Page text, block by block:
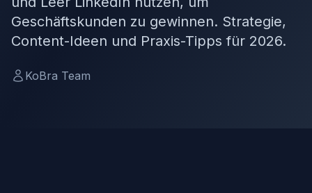
Geschäftskunden zu gewinnen. Strategie,
Content-Ideen und Praxis-Tipps für 2026.
KoBra Team